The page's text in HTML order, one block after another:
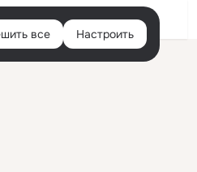
Войти
все Настроить